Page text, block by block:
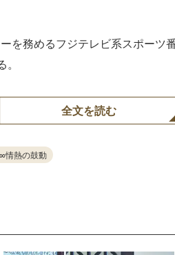
を務めるフジテレビ系スポーツ
全文を読む
情熱の鼓動